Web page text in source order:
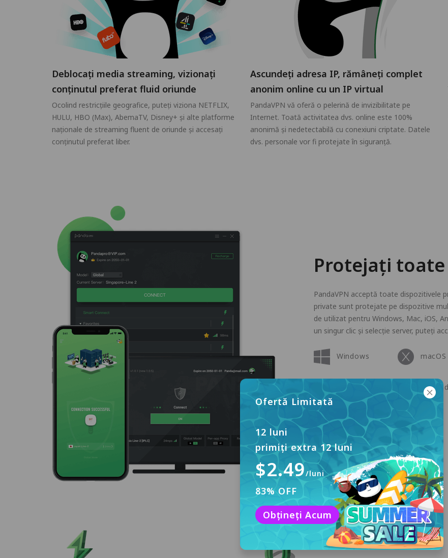
Deblocați media streaming, vizionați
conținutul preferat fluid oriunde
Ocolind restricțiile geografice, puteți viziona NETFLIX,
HULU, HBO (Max), AbemaTV, Disney+ și alte platforme
naționale de streaming fluent de oriunde și accesați
conținutul preferat liber.
Ascundeți adresa IP, rămâneți complet
anonim online cu un IP virtual
PandaVPN vă oferă o pelerină de invizibilitate pe
Internet. Toată activitatea dvs. online este 100%
anonimă și nedetectabilă cu conexiuni criptate. Datele
dvs. personale vor fi protejate în siguranță.
Protejați
PandaVPN acceptă toate dispozitivele
private sunt protejate pe dispozitive
de utilizat pentru Windows, Mac, iOS,
un singur clic și selecție server, puteți
Windows macOS
Apple TV Android
Linux
Ofertă Limitată
12 luni
primiți extra 12 luni
$2.49/luni
83% OFF
Obțineți Acum